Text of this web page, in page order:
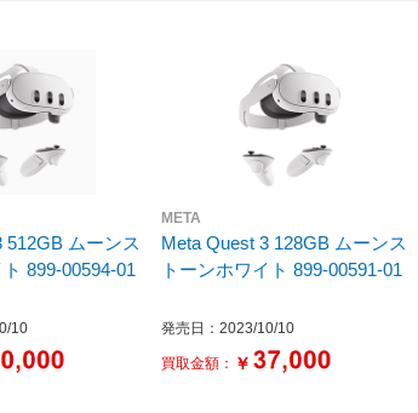
ムーンス
899-00594-01
10
META
Meta Quest 3 128GB ムーンス
トーンホワイト 899-00591-01
発売日：2023/10/10
買取金額： ￥